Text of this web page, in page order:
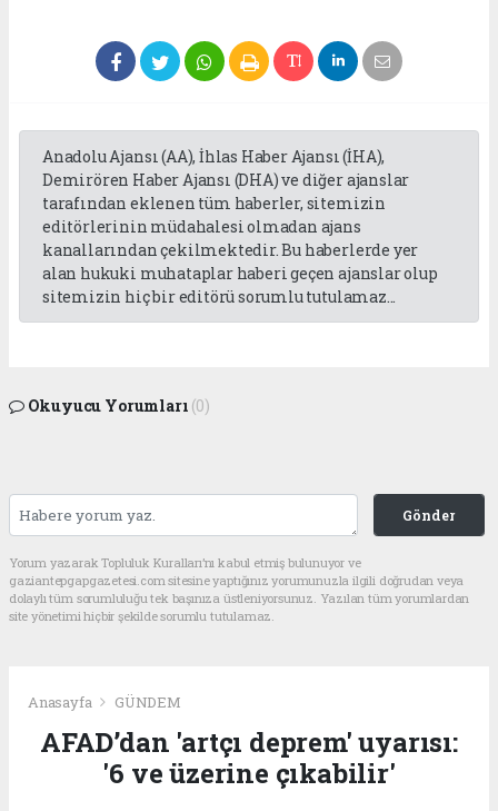
Anadolu Ajansı (AA), İhlas Haber Ajansı (İHA),
Demirören Haber Ajansı (DHA) ve diğer ajanslar
tarafından eklenen tüm haberler, sitemizin
editörlerinin müdahalesi olmadan ajans
kanallarından çekilmektedir. Bu haberlerde yer
alan hukuki muhataplar haberi geçen ajanslar olup
sitemizin hiç bir editörü sorumlu tutulamaz...
Okuyucu Yorumları (0)
Gönder
Yorum yazarak Topluluk Kuralları’nı kabul etmiş bulunuyor ve
gaziantepgapgazetesi.com sitesine yaptığınız yorumunuzla ilgili doğrudan veya
dolaylı tüm sorumluluğu tek başınıza üstleniyorsunuz. Yazılan tüm yorumlardan
site yönetimi hiçbir şekilde sorumlu tutulamaz.
Anasayfa GÜNDEM
AFAD’dan 'artçı deprem' uyarısı:
'6 ve üzerine çıkabilir'